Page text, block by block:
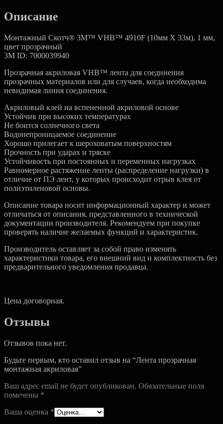
Описание
Монтажный Скотч® 3M™ VHB™ 4910F (10мм Х 33м), 1 мм,
цвет прозрачный
3M ID: 7000039940
Прозрачная акриловая VHB™ лента для соединения
прозрачных материалов или для случаев, когда необходима
невидимая линия соединения.
Акриловый клей на вспененной акриловой основе
Устойчив при высоких температурах
Не боится солнечного света
Водонепроницаемое соединение
Хорошо прилегает к шероховатым поверхностям
Прочность при ударах и тряске
Устойчивость при постоянных и переменных нагрузках
Равномерное растяжение ленты (распределение нагрузки) в
отличие от ПЭ лент, у которых происходит отрыв клея от
полиэтиленовой основы.
Описание товара носит информационный характер и может
отличаться от описания, представленного в технической
документации производителя. Рекомендуем при покупке
проверять наличие желаемых функций и характеристик.
Производитель оставляет за собой право изменять
характеристики товара, его внешний вид и комплектность без
предварительного уведомления продавца.
Цена договорная.
Отзывы
Отзывов пока нет.
Будьте первым, кто оставил отзыв на “Лента прозрачная
монтажная акриловая”
Ваш адрес email не будет опубликован. Обязательные поля
помечены *
Ваша оценка *